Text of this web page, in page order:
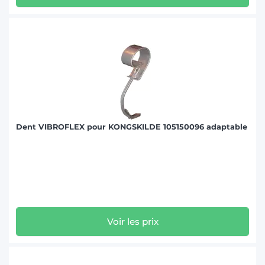
Notre recherche par réf. vous permet de retrouver rapidement la
n’hésitez pas à demander un devis auprès de nos experts agricoles.
Nous répondons à votre besoin de pièce en 48h maximum.
En plus des pièces pour outils Kongskilde, nous vous proposons une
large gamme de pièces pour les marques d’outils agricoles les plus
réputées sur le marché : Kuhn, Kverneland,
et bien d’autres.
Dent VIBROFLEX pour KONGSKILDE 105150096 adaptable
Voir les prix